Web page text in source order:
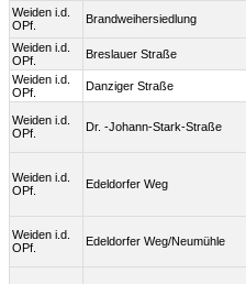
Weiden i.d.
OPf.
Brandweihersiedlung
Weiden i.d.
OPf.
Breslauer Straße
Weiden i.d.
OPf.
Danziger Straße
Weiden i.d.
OPf.
Dr. -Johann-Stark-Straße
Weiden i.d.
OPf.
Edeldorfer Weg
Weiden i.d.
OPf.
Edeldorfer Weg/Neumühle